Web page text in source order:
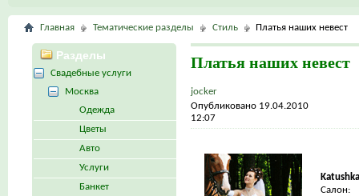
Главная Тематические разделы Стиль Платья наших невест
Платья наших невест
jocker
Опубликовано 19.04.2010
12:07
Салон:
Разделы
Свадебные услуги
Москва
Одежда
Цветы
Авто
Услуги
Банкет